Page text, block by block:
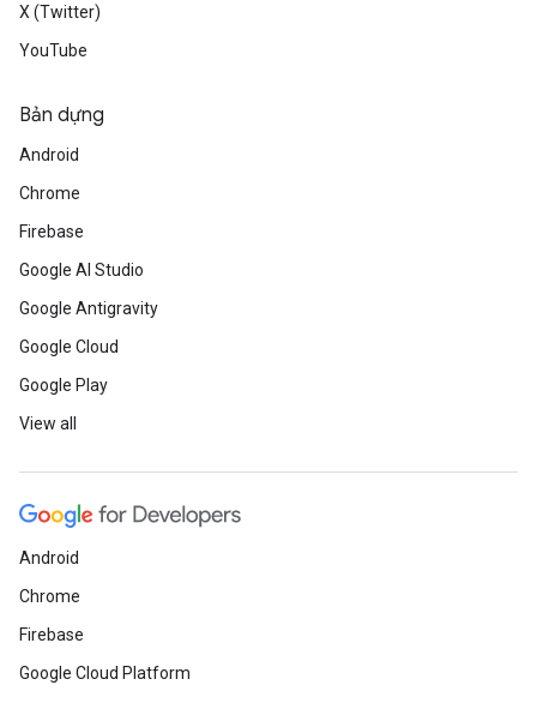
X (Twitter)
YouTube
Bản dựng
Android
Chrome
Firebase
Google AI Studio
Google Antigravity
Google Cloud
Google Play
View all
Android
Chrome
Firebase
Google Cloud Platform